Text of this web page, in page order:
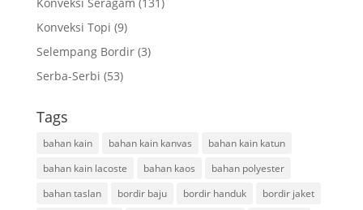
Konveksi Seragam (131)
Konveksi Topi (9)
Selempang Bordir(3)
Serba-Serbi (53)
Tags
bahan kain bahan kain kanvas
bahan kain katun
bahan kain lacoste
bahan kaos
bahan polyester
bahan taslan
bordir baju bordir handuk
bordir jaket